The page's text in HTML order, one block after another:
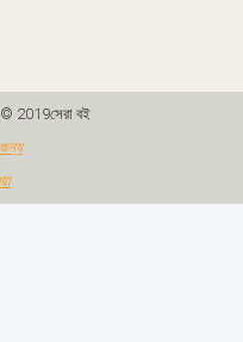
© 2019সেরা বই
জন্য